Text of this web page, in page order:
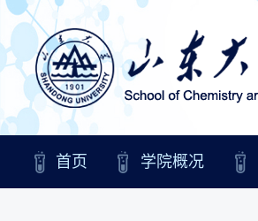
首页 学院概况